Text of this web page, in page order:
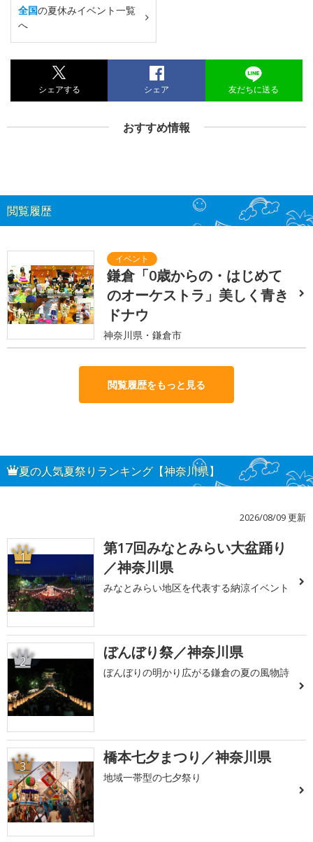
全国の夏休みイベント一覧
へ
シェアする シェア 友だちに送る
おすすめ情報
閲覧履歴
鎌倉「0歳からの・はじめて
のオーケストラ」美しく青き
ドナウ
神奈川県・鎌倉市
閲覧履歴をもっと見る
夏の人気夏祭りランキング【神奈川県】
2026/08/09 更新
1
第17回みなとみらい大盆踊り
／神奈川県
みなとみらい地区を代表する納涼イベント
2 ぼんぼり祭／神奈川県
ぼんぼりの明かり広がる鎌倉の夏の風物詩
3 橋本七夕まつり／神奈川県
地域一帯型の七夕祭り